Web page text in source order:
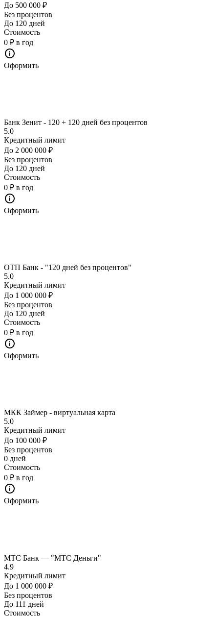
До 500 000 ₽
Без процентов
До 120 дней
Стоимость
0 ₽ в год
Оформить
Банк Зенит - 120 + 120 дней без процентов
5.0
Кредитный лимит
До 2 000 000 ₽
Без процентов
До 120 дней
Стоимость
0 ₽ в год
Оформить
ОТП Банк - "120 дней без процентов"
5.0
Кредитный лимит
До 1 000 000 ₽
Без процентов
До 120 дней
Стоимость
0 ₽ в год
Оформить
МКК Займер - виртуальная карта
5.0
Кредитный лимит
До 100 000 ₽
Без процентов
0 дней
Стоимость
0 ₽ в год
Оформить
МТС Банк — "МТС Деньги"
4.9
Кредитный лимит
До 1 000 000 ₽
Без процентов
До 111 дней
Стоимость